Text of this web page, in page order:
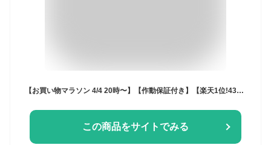
この商品をサイトでみる